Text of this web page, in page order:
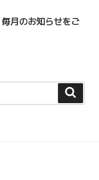
月のお知らせをご